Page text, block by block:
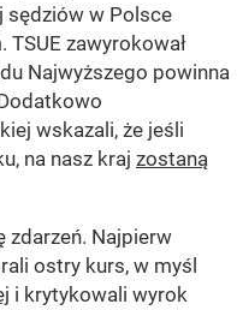
sędziów w Polsce
zawyrokował
Najwyższego powinna
wskazali, że jeśli
na nasz kraj zostaną
zdarzeń. Najpierw
ostry kurs, w myśl
i krytykowali wyrok